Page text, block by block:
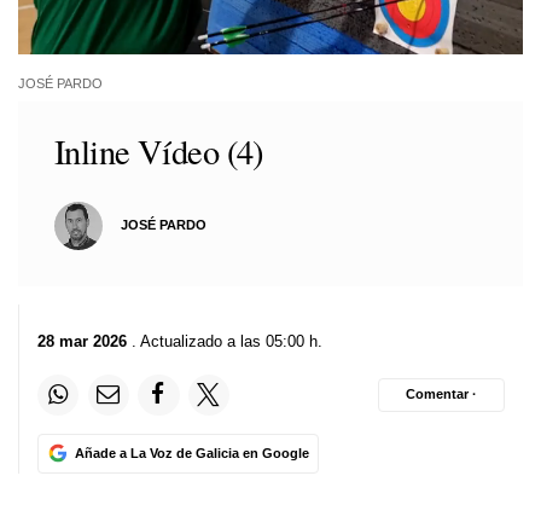
JOSÉ PARDO
Inline Vídeo (4)
JOSÉ PARDO
28 mar 2026 . Actualizado a las 05:00 h.
Añade a La Voz de Galicia en Google
Comentar ·